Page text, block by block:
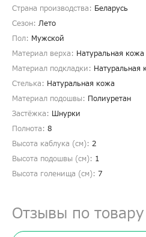
Страна производства: Беларусь
Сезон: Лето
Пол: Мужской
Материал верха: Натуральная кожа
Материал подкладки: Натуральная
Стелька: Натуральная кожа
Материал подошвы: Полиуретан
Застёжка: Шнурки
Полнота: 8
Высота каблука (см): 2
Высота подошвы (см): 1
Высота голенища (cм): 7
Отзывы по товару